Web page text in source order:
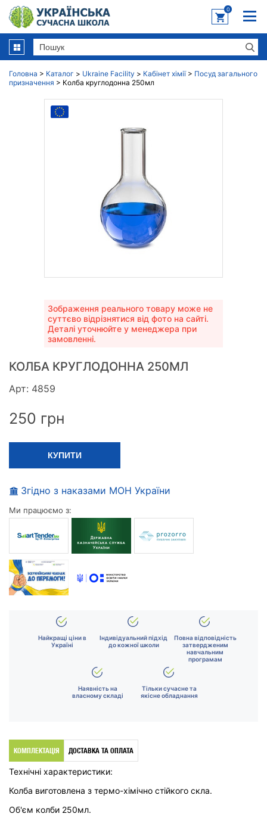
0
Головна > Каталог > Ukraine Facility > Кабінет хімії> Посуд загального
призначення > Колба круглодонна 250мл
Зображення реального товару може не
суттєво відрізнятися від фото на сайті.
Деталі уточнюйте у менеджера при
замовленні.
КОЛБА КРУГЛОДОННА 250МЛ
Арт: 4859
250 грн
КУПИТИ
Згідно з наказами МОН України
Ми працюємо з:
Найкращі ціни в
Україні
Індивідуальний підхід
до кожної школи
Повна відповідність
затвердженим
навчальним
програмам
Наявність на
власному складі
Тільки сучасне та
якісне обладнання
КОМПЛЕКТАЦІЯ ДОСТАВКА ТА ОПЛАТА
Технічні характеристики:
Колба виготовлена з термо-хімічно стійкого скла.
Об'єм колби 250мл.